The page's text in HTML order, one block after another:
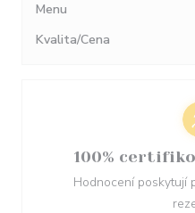
Menu
Kvalita/Cena
100%
Hodnocení poskytují